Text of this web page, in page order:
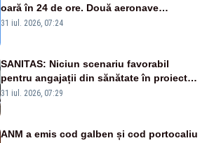
oară în 24 de ore. Două aeronave
Eurofighter britanice au fost ridicate de la
31 iul. 2026, 07:24
SANITAS: Niciun scenariu favorabil
pentru angajații din sănătate în proiectul
Legii salarizării
31 iul. 2026, 07:29
ANM a emis cod galben și cod portocaliu